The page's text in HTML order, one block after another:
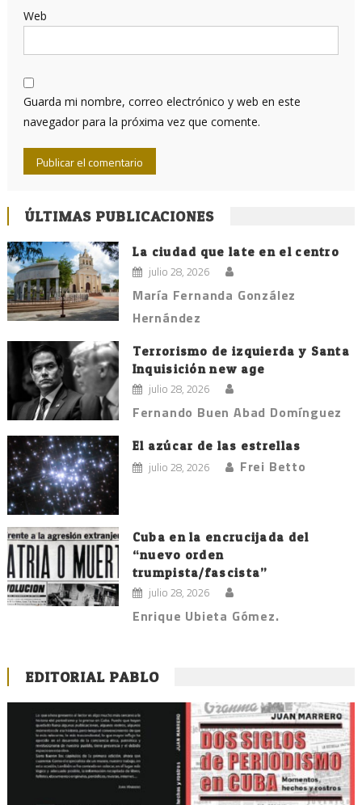
Web
Guarda mi nombre, correo electrónico y web en este
navegador para la próxima vez que comente.
ÚLTIMAS PUBLICACIONES
La ciudad que late en el centro
julio 28, 2026
María Fernanda González
Hernández
Terrorismo de izquierda y Santa
Inquisición new age
julio 28, 2026
Fernando Buen Abad Domínguez
El azúcar de las estrellas
julio 28, 2026 Frei Betto
Cuba en la encrucijada del
“nuevo orden
trumpista/fascista”
julio 28, 2026
Enrique Ubieta Gómez.
EDITORIAL PABLO